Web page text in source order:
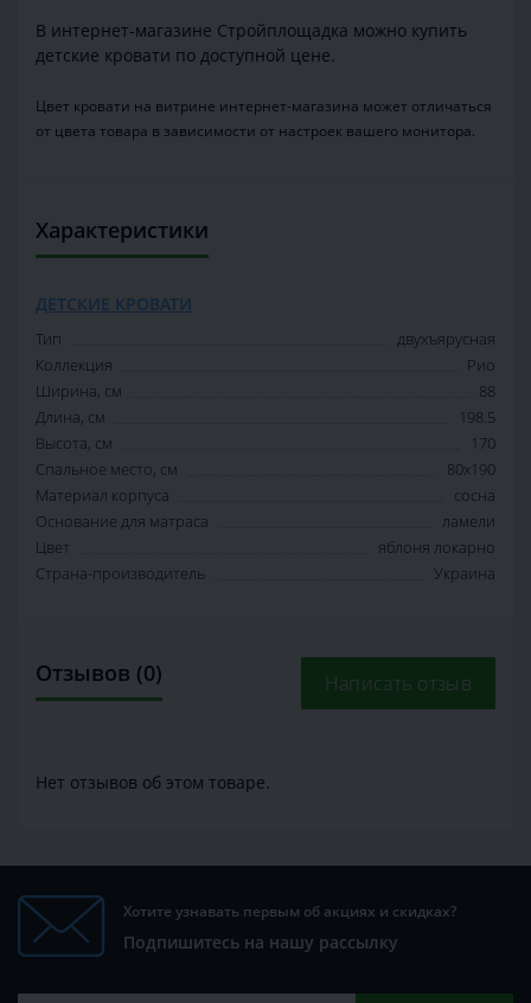
В интернет-магазине Стройплощадка можно купить
детские кровати по доступной цене.
Цвет кровати на витрине интернет-магазина может отличаться
от цвета товара в зависимости от настроек вашего монитора.
Характеристики
ДЕТСКИЕ КРОВАТИ
Тип
двухъярусная
Коллекция
Рио
Ширина, см
88
Длина, см
198.5
Высота, см
170
Спальное место, см
80x190
Материал корпуса
сосна
Основание для матраса
ламели
Цвет
яблоня локарно
Страна-производитель
Украина
Отзывов (0) Написать отзыв
Нет отзывов об этом товаре.
Хотите узнавать первым об акциях и скидках?
Подпишитесь на нашу рассылку